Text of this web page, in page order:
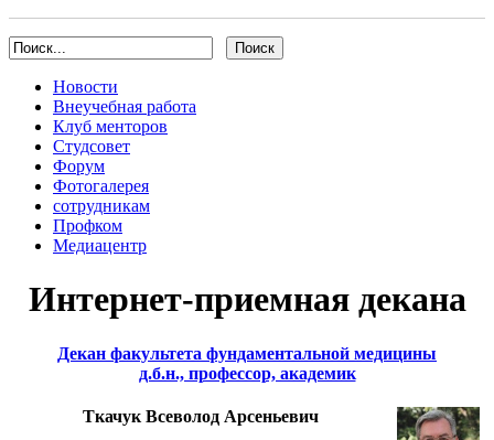
Новости
Внеучебная работа
Клуб менторов
Студсовет
Форум
Фотогалерея
сотрудникам
Профком
Медиацентр
Интернет-приемная декана
Декан факультета фундаментальной медицины
д.б.н., профессор, академик
Ткачук Всеволод Арсеньевич